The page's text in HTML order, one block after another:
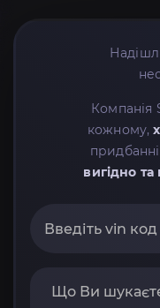
Компанія
кожному,
вигідно